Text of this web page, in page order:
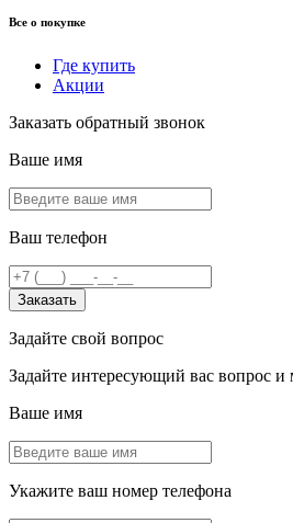
Все о покупке
Где купить
Акции
Заказать обратный звонок
Ваше имя
Ваш телефон
Заказать
Задайте свой вопрос
Задайте интересующий вас вопрос и
Ваше имя
Укажите ваш номер телефона